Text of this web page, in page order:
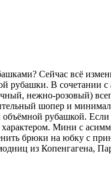
Сейчас всё
рубашки. В
нежно-розовый)
шопер и
рубашкой. Если
Мини с
брюки на юбку с
из Копенгагена,